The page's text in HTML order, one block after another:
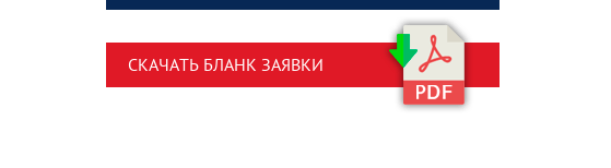
СКАЧАТЬ БЛАНК ЗАЯВКИ